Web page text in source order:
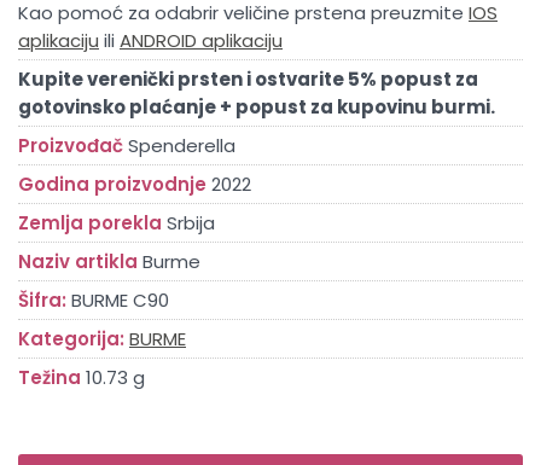
Kao pomoć za odabrir veličine prstena preuzmite IOS
aplikaciju ili ANDROID aplikaciju
Kupite verenički prsten i ostvarite 5% popust za
gotovinsko plaćanje + popust za kupovinu burmi.
ProizvođačSpenderella
Godina proizvodnje 2022
Zemlja porekla Srbija
Naziv artikla Burme
Šifra: BURME C90
Kategorija: BURME
Težina 10.73 g